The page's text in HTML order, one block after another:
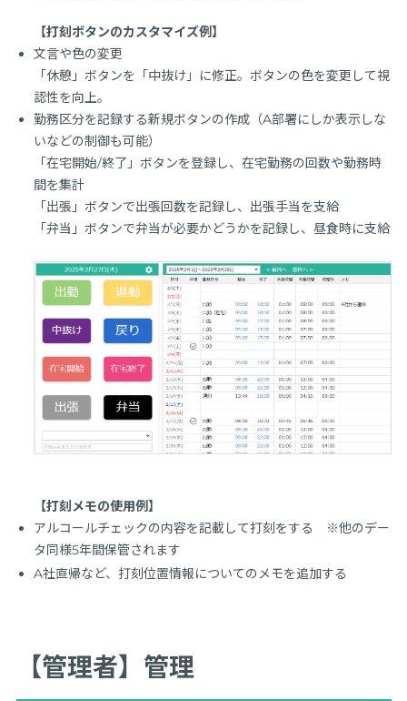
【打刻ボタンのカスタマイズ例】
文言や色の変更
「休憩」ボタンを「中抜け」に修正。ボタンの色を変更して視
認性を向上。
勤務区分を記録する新規ボタンの作成（A部署にしか表示しな
いなどの制御も可能）
「在宅開始/終了」ボタンを登録し、在宅勤務の回数や勤務時
間を集計
「出張」ボタンで出張回数を記録し、出張手当を支給
「弁当」ボタンで弁当が必要かどうかを記録し、昼食時に支給
【打刻メモの使用例】
アルコールチェックの内容を記載して打刻をする ※他のデー
タ同様5年間保管されます
A社直帰など、打刻位置情報についてのメモを追加する
【管理者】管理